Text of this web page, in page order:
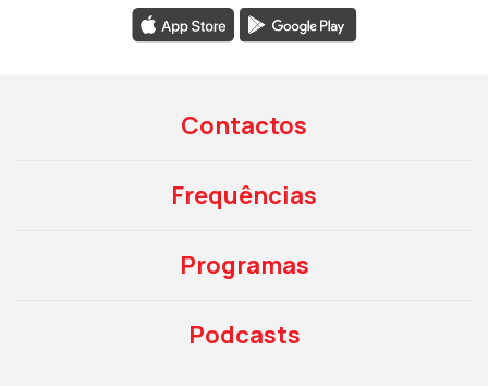
Contactos
Frequências
Programas
Podcasts